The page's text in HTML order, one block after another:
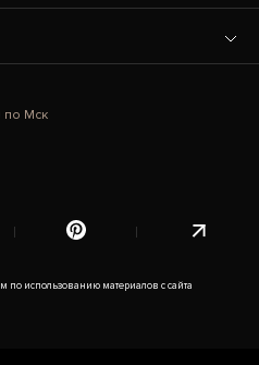
по Мск
по использованию материалов с сайта